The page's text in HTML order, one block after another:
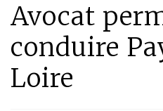
Avocat
conduire
Loire